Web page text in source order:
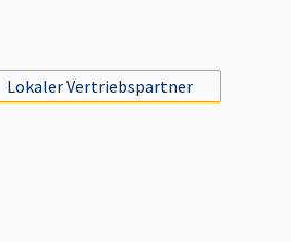
Lokaler Vertriebspartner